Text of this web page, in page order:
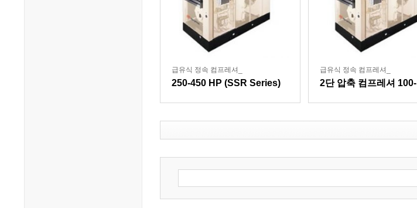
급유식 정속 컴프레셔_
250-450 HP (SSR Series)
급유식 정속 컴프레셔_
2단 압축 컴프레셔 100-